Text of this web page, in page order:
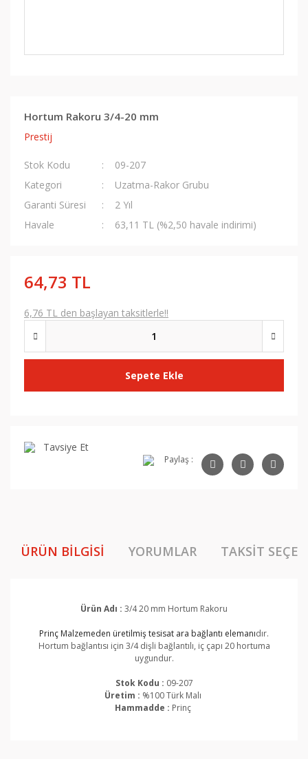
Hortum Rakoru 3/4-20 mm
Prestij
Stok Kodu
09-207
Kategori
Uzatma-Rakor Grubu
Garanti Süresi
2 Yıl
Havale
63,11 TL (%2,50 havale indirimi)
64,73 TL
6,76 TL den başlayan taksitlerle!!
Sepete Ekle
Tavsiye Et
Paylaş :
ÜRÜN BILGISI YORUMLAR TAKSIT
Ürün Adı : 3/4 20 mm Hortum Rakoru
Prinç Malzemeden üretilmiş tesisat ara bağlantı elemanıdır.
Hortum bağlantısı için 3/4 dişli bağlantılı, iç çapı 20 hortuma
uygundur.
Stok Kodu : 09-207
Üretim : %100 Türk Malı
Hammadde : Prinç